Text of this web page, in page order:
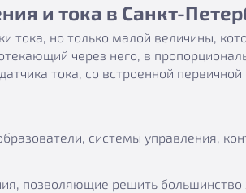
и тока в Санкт-
тока, но только малой величины,
через него, в
тока, со встроенной
системы управления,
позволяющие решить